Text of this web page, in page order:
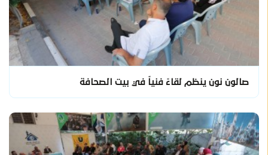
صالون نون ينظم لقاءً فنياً في بيت الصحافة